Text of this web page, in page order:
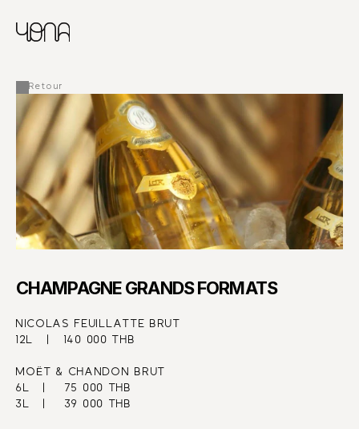
Retour
CHAMPAGNE GRANDS FORMATS
NICOLAS FEUILLATTE BRUT
12L   |   140 000 THB
MOËT & CHANDON BRUT
6L   |    75 000 THB
3L   |    39 000 THB